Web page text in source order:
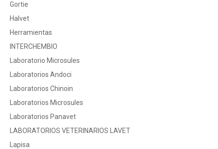
Gortie
Halvet
Herramientas
INTERCHEMBIO
Laboratorio Microsules
Laboratorios Andoci
Laboratorios Chinoin
Laboratorios Microsules
Laboratorios Panavet
LABORATORIOS VETERINARIOS LAVET
Lapisa